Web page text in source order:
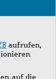
aufrufen,
auf die